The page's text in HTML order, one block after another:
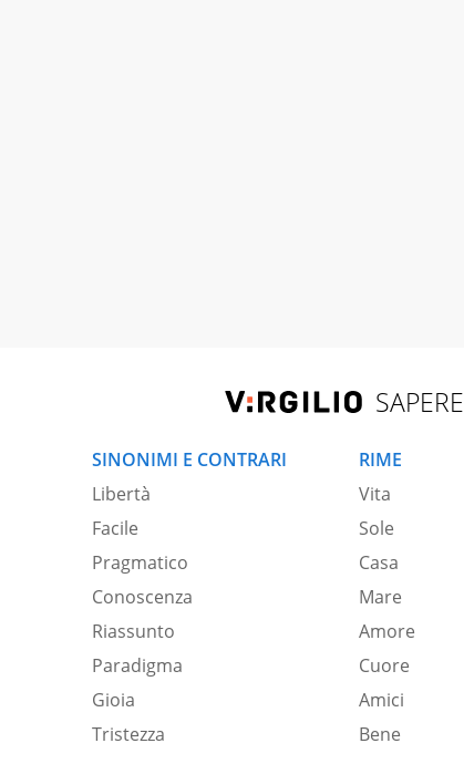
SAPERE
SINONIMI E CONTRARI
Libertà
Facile
Pragmatico
Conoscenza
Riassunto
Paradigma
Gioia
Tristezza
RIME
Vita
Sole
Casa
Mare
Amore
Cuore
Amici
Bene